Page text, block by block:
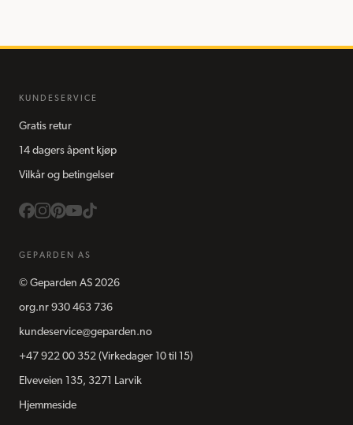
KUNDESERVICE
Gratis retur
14 dagers åpent kjøp
Vilkår og betingelser
GEPARDEN AS
© Geparden AS 2026
org.nr 930 463 736
kundeservice@geparden.no
+47 922 00 352 (Virkedager 10 til 15)
Elveveien 135, 3271 Larvik
Hjemmeside